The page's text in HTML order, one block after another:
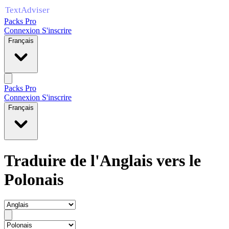
Packs Pro
Connexion S'inscrire
Français
Packs Pro
Connexion S'inscrire
Français
Traduire de l'Anglais vers le
Polonais